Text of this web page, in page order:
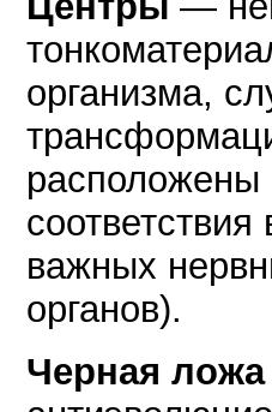
организма,
расположены
важных
органов).
Черная ложа